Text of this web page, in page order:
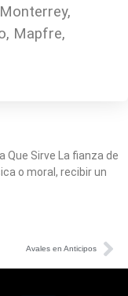
Mapfre,
Que Sirve La fianza de
o moral, recibir un
Avales en Anticipos